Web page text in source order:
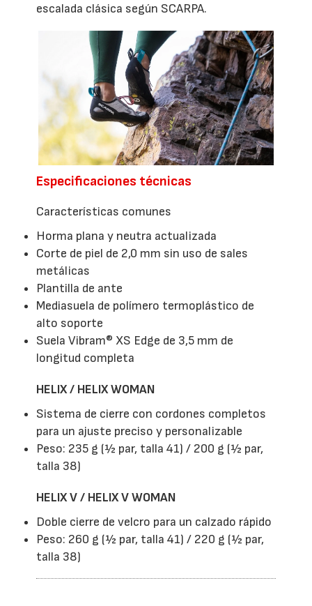
escalada clásica según SCARPA.
Especificaciones técnicas
Características comunes
Horma plana y neutra actualizada
Corte de piel de 2,0 mm sin uso de sales
metálicas
Plantilla de ante
Mediasuela de polímero termoplástico de
alto soporte
Suela Vibram® XS Edge de 3,5 mm de
longitud completa
HELIX / HELIX WOMAN
Sistema de cierre con cordones completos
para un ajuste preciso y personalizable
Peso: 235 g (½ par, talla 41) / 200 g (½ par,
talla 38)
HELIX V / HELIX V WOMAN
Doble cierre de velcro para un calzado rápido
Peso: 260 g (½ par, talla 41) / 220 g (½ par,
talla 38)